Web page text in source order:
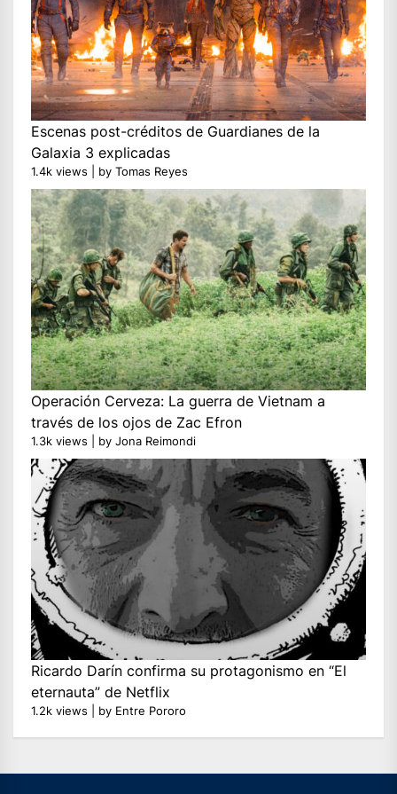
Escenas post-créditos de Guardianes de la
Galaxia 3 explicadas
1.4k views by Tomas Reyes
Operación Cerveza: La guerra de Vietnam a
través de los ojos de Zac Efron
1.3k views by Jona Reimondi
Ricardo Darín confirma su protagonismo en “El
eternauta” de Netflix
1.2k views by Entre Pororo